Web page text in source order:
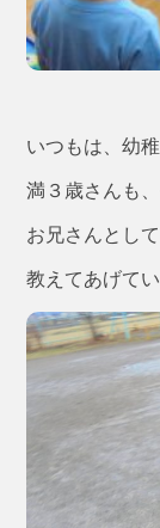
いつもは、幼
満３歳さんも
お兄さんとし
教えてあげて